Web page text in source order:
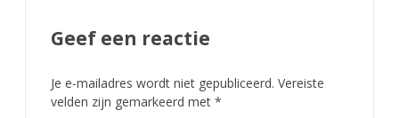
Geef een reactie
Je e-mailadres wordt niet gepubliceerd. Vereiste
velden zijn gemarkeerd met *